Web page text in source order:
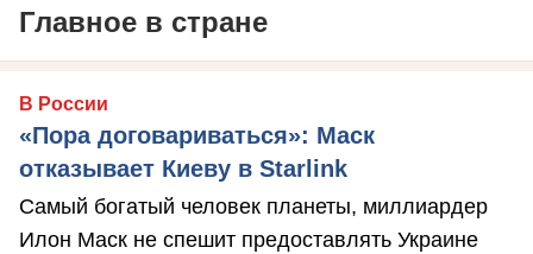
Главное в стране
В России
«Пора договариваться»: Маск
отказывает Киеву в Starlink
Самый богатый человек планеты, миллиардер
Илон Маск не спешит предоставлять Украине